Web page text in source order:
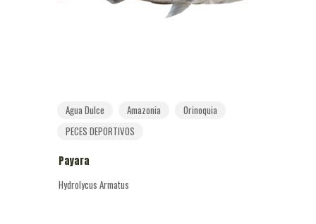
Agua Dulce Amazonia
Orinoquia
PECES DEPORTIVOS
Payara
Hydrolycus Armatus